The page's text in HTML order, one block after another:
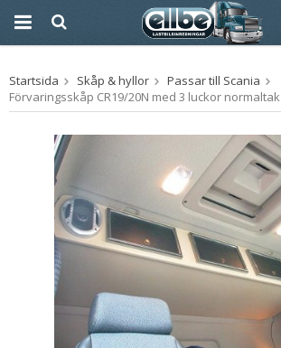
Produkten har blivit
tillagd i varukorgen
Startsida Skåp & hyllor
Passar till Scania
Förvaringsskåp CR19/20N med 3 luckor normaltak